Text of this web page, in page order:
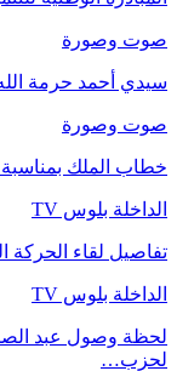
صوت وصورة
سيدي أحمد حرمة
صوت وصورة
خطاب الملك بمناسبة الذكرى 27
الداخلة بلوس TV
تفاصيل لقاء الحركة
الداخلة بلوس TV
لحظة وصول عبد
لحزب…